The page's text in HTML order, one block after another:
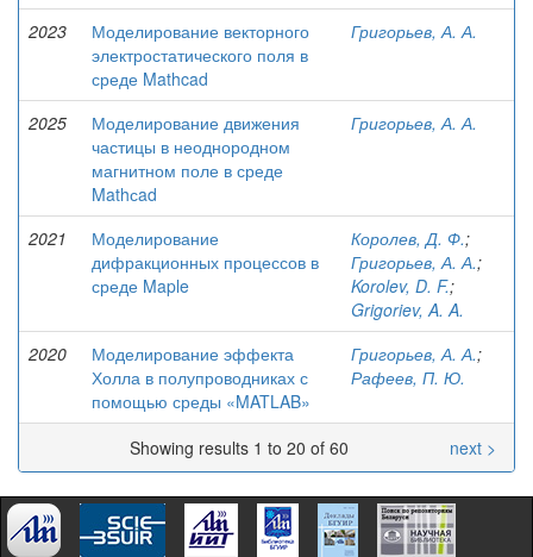
2023
Моделирование векторного
электростатического поля в
среде Mathcad
Григорьев, А. А.
2025
Моделирование движения
частицы в неоднородном
магнитном поле в среде
Mathсad
Григорьев, А. А.
2021
Моделирование
дифракционных процессов в
среде Maple
Королев, Д. Ф.;
Григорьев, А. А.;
Korolev, D. F.;
Grigoriev, A. A.
2020
Моделирование эффекта
Холла в полупроводниках с
помощью среды «MATLAB»
Григорьев, А. А.;
Рафеев, П. Ю.
Showing results 1 to 20 of 60 next >